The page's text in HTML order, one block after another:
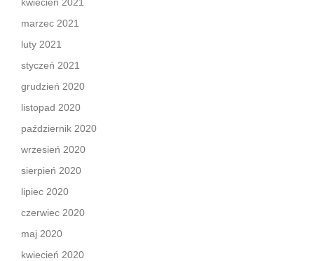
marzec 2021
luty 2021
styczeń 2021
grudzień 2020
listopad 2020
październik 2020
wrzesień 2020
sierpień 2020
lipiec 2020
czerwiec 2020
maj 2020
kwiecień 2020